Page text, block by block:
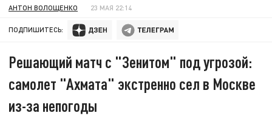
АНТОН ВОЛОЩЕНКО 23 МАЯ 22:14
ПОДПИШИТЕСЬ:
Решающий матч с "Зенитом" под угрозой:
самолет "Ахмата" экстренно сел в Москве
из-за непогоды